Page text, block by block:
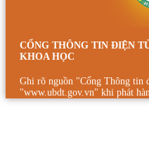
CỔNG THÔNG TIN ĐIỆN
KHOA HỌC
Ghi rõ nguồn "Cổng Thông tin
"www.ubdt.gov.vn" khi phát